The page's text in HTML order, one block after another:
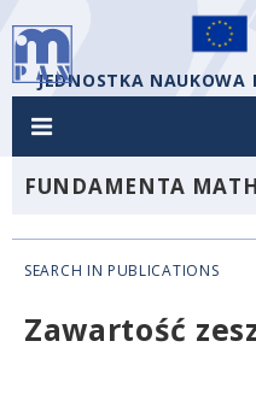
JEDNOSTKA NAUKOWA
FUNDAMENTA
SEARCH IN PUBLICATIONS
Zawartość